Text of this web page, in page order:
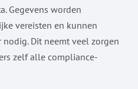
Gegevens worden
vereisten en kunnen
Dit neemt veel zorgen
zelf alle compliance-